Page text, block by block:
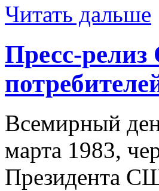
Читать дальше
Пресс-
Всемирный
марта 1983,
Президента